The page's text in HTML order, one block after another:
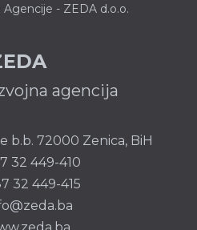
- ZEDA d.o.o.
agencija
b.b. 72000 Zenica, BiH
32 449-410
32 449-415